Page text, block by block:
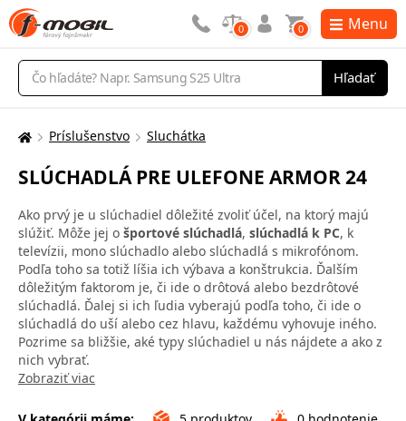
Vyhľadávanie
Hľadať
0 0 Menu
Tu
nachádzate:
Príslušenstvo Sluchátka
SLÚCHADLÁ PRE ULEFONE ARMOR 24
Ako prvý je u slúchadiel dôležité zvoliť účel, na ktorý majú
slúžiť. Môže jej o športové slúchadlá, slúchadlá k PC, k
televízii, mono slúchadlo alebo slúchadlá s mikrofónom.
Podľa toho sa totiž líšia ich výbava a konštrukcia. Ďalším
dôležitým faktorom je, či ide o drôtová alebo bezdrôtové
slúchadlá. Ďalej si ich ľudia vyberajú podľa toho, či ide o
slúchadlá do uší alebo cez hlavu, každému vyhovuje iného.
Pozrime sa bližšie, aké typy slúchadiel u nás nájdete a ako z
nich vybrať.
Zobraziť viac